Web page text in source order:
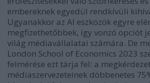
embereknek egyedül rendkívüli
Ugyanakkor az AI eszközök egyre
megfizethetőbbek, így vonzó opciót
világ médiavállalatai számára. De
London School of Economics 2023
felmérése ezt tárja fel: a
médiaszervezeteinek döbbenetes